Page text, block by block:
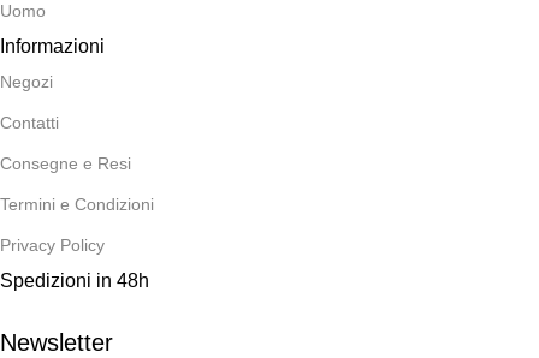
Uomo
Informazioni
Negozi
Contatti
Consegne e Resi
Termini e Condizioni
Privacy Policy
Spedizioni in 48h
Newsletter